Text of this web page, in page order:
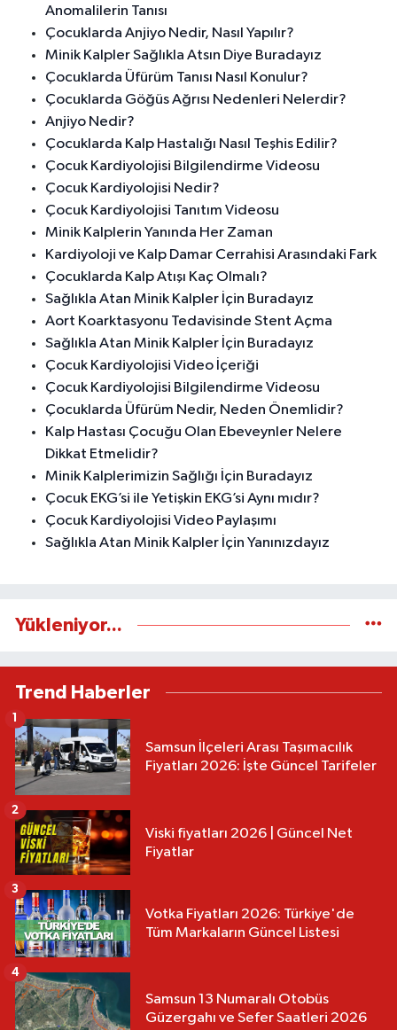
Anomalilerin Tanısı
Çocuklarda Anjiyo Nedir, Nasıl Yapılır?
Minik Kalpler Sağlıkla Atsın Diye Buradayız
Çocuklarda Üfürüm Tanısı Nasıl Konulur?
Çocuklarda Göğüs Ağrısı Nedenleri Nelerdir?
Anjiyo Nedir?
Çocuklarda Kalp Hastalığı Nasıl Teşhis Edilir?
Çocuk Kardiyolojisi Bilgilendirme Videosu
Çocuk Kardiyolojisi Nedir?
Çocuk Kardiyolojisi Tanıtım Videosu
Minik Kalplerin Yanında Her Zaman
Kardiyoloji ve Kalp Damar Cerrahisi Arasındaki Fark
Çocuklarda Kalp Atışı Kaç Olmalı?
Sağlıkla Atan Minik Kalpler İçin Buradayız
Aort Koarktasyonu Tedavisinde Stent Açma
Sağlıkla Atan Minik Kalpler İçin Buradayız
Çocuk Kardiyolojisi Video İçeriği
Çocuk Kardiyolojisi Bilgilendirme Videosu
Çocuklarda Üfürüm Nedir, Neden Önemlidir?
Kalp Hastası Çocuğu Olan Ebeveynler Nelere
Dikkat Etmelidir?
Minik Kalplerimizin Sağlığı İçin Buradayız
Çocuk EKG’si ile Yetişkin EKG’si Aynı mıdır?
Çocuk Kardiyolojisi Video Paylaşımı
Sağlıkla Atan Minik Kalpler İçin Yanınızdayız
Yükleniyor...
Trend Haberler
Samsun İlçeleri Arası Taşımacılık
Fiyatları 2026: İşte Güncel Tarifeler
1
Viski fiyatları 2026 | Güncel Net
Fiyatlar
2
Votka Fiyatları 2026: Türkiye'de
Tüm Markaların Güncel Listesi
3
Samsun 13 Numaralı Otobüs
Güzergahı ve Sefer Saatleri 2026
4